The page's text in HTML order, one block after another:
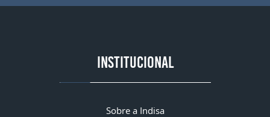
INSTITUCIONAL
Sobre a Indisa